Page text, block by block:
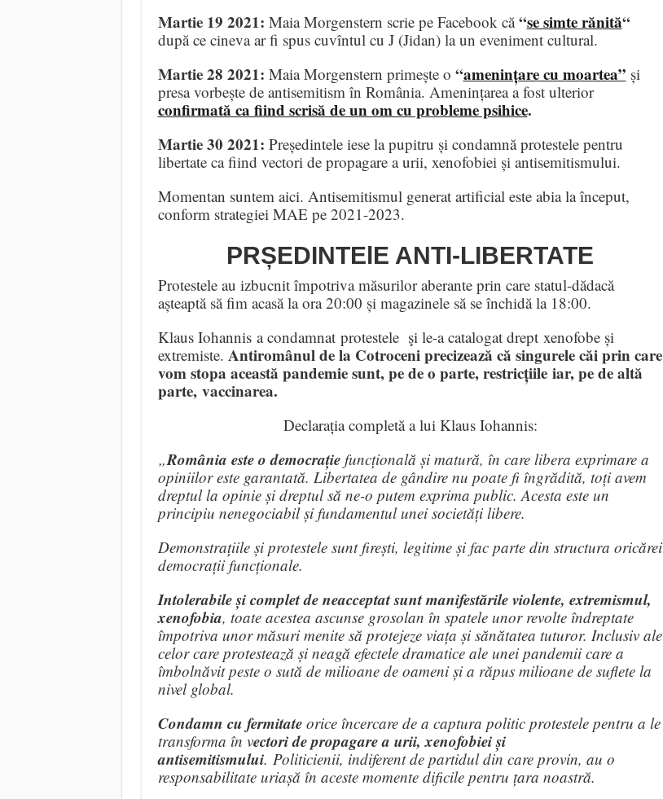
Martie 19 2021: Maia Morgenstern scrie pe Facebook că“se simte rănită“
după ce cineva ar fi spus cuvîntul cu J (Jidan) la un eveniment cultural.
Martie 28 2021: Maia Morgenstern primește o “amenințare cu moartea” și
presa vorbește de antisemitism în România. Amenințarea a fost ulterior
confirmată ca fiind scrisă de un om cu probleme psihice.
Martie 30 2021: Președintele iese la pupitru și condamnă protestele pentru
libertate ca fiind vectori de propagare a urii, xenofobiei și antisemitismului.
Momentan suntem aici. Antisemitismul generat artificial este abia la început,
conform strategiei MAE pe 2021-2023.
PRȘEDINTElE ANTI-LIBERTATE
Protestele au izbucnit împotriva măsurilor aberante prin care statul-dădacă
așteaptă să fim acasă la ora 20:00 și magazinele să se închidă la 18:00.
Klaus Iohannis a condamnat protestele şi le-a catalogat drept xenofobe și
extremiste. Antiromânul de la Cotroceni precizează că singurele căi prin care
vom stopa această pandemie sunt, pe de o parte, restricțiile iar, pe de altă
parte, vaccinarea.
Declarația completă a lui Klaus Iohannis:
„România este o democrațiefuncțională și matură, în care libera exprimare a
opiniilor este garantată. Libertatea de gândire nu poate fi îngrădită, toți avem
dreptul la opinie și dreptul să ne-o putem exprima public. Acesta este un
principiu nenegociabil și fundamentul unei societăți libere.
Demonstrațiile și protestele sunt firești, legitime și fac parte din structura oricărei
democrații funcționale.
Intolerabile și complet de neacceptat sunt manifestările violente, extremismul,
xenofobia, toate acestea ascunse grosolan în spatele unor revolte îndreptate
împotriva unor măsuri menite să protejeze viața și sănătatea tuturor. Inclusiv ale
celor care protestează și neagă efectele dramatice ale unei pandemii care a
îmbolnăvit peste o sută de milioane de oameni și a răpus milioane de suflete la
nivel global.
Condamn cu fermitateorice încercare de a captura politic protestele pentru a le
transforma în vectori de propagare a urii, xenofobiei și
antisemitismului. Politicienii, indiferent de partidul din care provin, au o
responsabilitate uriașă în aceste momente dificile pentru țara noastră.